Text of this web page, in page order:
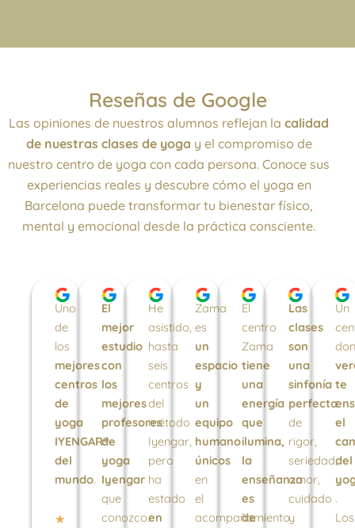
Reseñas de Google
Las opiniones de nuestros alumnos reflejan lacalidad
de nuestras clases de yoga y el compromiso de
nuestro centro de yoga con cada persona. Conoce sus
experiencias reales y descubre cómo el yoga en
Barcelona puede transformar tu bienestar físico,
mental y emocional desde la práctica consciente.
Uno
de
los
mejores
centros
de
yoga
IYENGAR®
del
mundo.
★ Valorado
El
mejor
estudio
con
los
mejores
profesores
de
yoga
Iyengar
que
conozco.
He
asistido,
hasta
seis
centros
del
método
Iyengar,
pero
ha
estado
en
Zama
es
un
espacio
y
un
equipo
humano
únicos
en
el
acompañamiento
El
centro
Zama
tiene
una
energía
que
ilumina,
la
enseñanza
es
de
Las
clases
son
una
sinfonía
perfecta
de
rigor,
seriedad,
amor,
cuidado
y
Un
te
el
del
.
Los